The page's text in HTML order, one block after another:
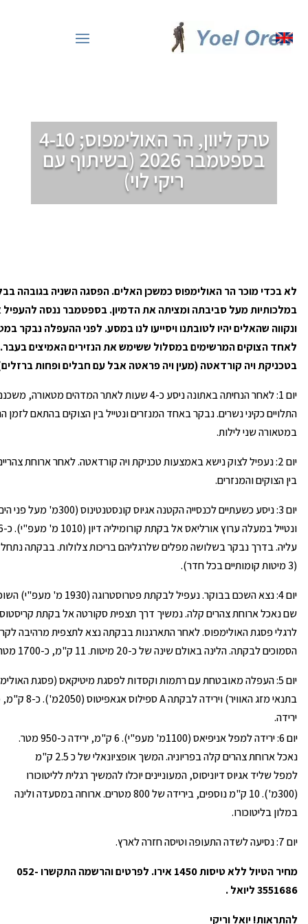
בְּאֲתָר
טרק ליוון, הר האולימפוס; 4-10
בספטמבר 2026 (בשיתוף עם
ריקי לוי)
לא בכדי מוכר הר האולימפוס כמשכן האלים. הפסגה השניה בגובהה
במלכותיות מעל סביבתה ומציתה את הדמיון. בספטמבר ננסה להעפיל
ונקווה שהאלים יהיו לטובתנו ויסייעו לנו במסע. לפני ההעפלה נבקר
לאחד הצוקים המרשימים במסלול ששימש את הנזירים האמיצים
בטכניקת ויה קורדאטה (מעין ויה פראטה אבל עם חבלים ופחות
יום 1: לאחר הנחיתה באתונה ניסע כ-4 שעות לאתר המדהים
התלויים כקיני נשרים. נבקר באחד המנזרים ונטייל בין הצוקים בהתאם לזמן
במטאורה שני לילות.
יום 2: נעפיל לצוק נישא באמצעות טכניקת ויה קורדאטה. לאחר ארוחת
בין הצוקים והמנזרים.
יום 3: ניסע כשעתיים לכנסייה הקטנה
(3 מיטות קומותיים בכל חדר).
יום 4: נצא השכם בבוקר. נעפיל לבקתת
לרגלי פסגת האולימפוס. לאחר התארגנות בבקתה נצא לתצפית מרהיבה
הסמוכים לבקתה. הלינה באולם שינה של כ-20 מיטות. 11 ק"מ, כ-1700 מטר עליה.
ירידה.
יום 6: ירידה למפל אניפיאס (1100מ' מעפ"י). 6 ק"מ, ירידה כ-950 מטר.
נאכל ארוחת צהרים קלה בפריוניה. המשך אופציונאלי של כ 2.5 ק"מ
למפל שליד אגיוס דיוניסוס, המעוניינים יוכלו להמשיך רגלית לליטוכורו
(300מ'). 10 ק"מ נוספים, בירידה של 800 מטרים. ארוחה במסעדה ולינה
במלון בליטוכורו.
יום 7: נסיעה לשדה התעופה וטיסה חזרה לארץ.
מחיר הטיול ללא טיסות 1450 אירו.
לפרטים והרשמה התקשרו 052-
3551686 ליואל .
להתראות! יואל וריקי